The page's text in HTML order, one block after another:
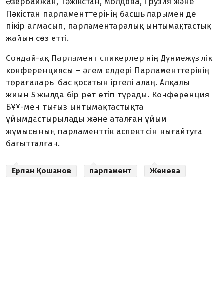
Пәкістан парламенттерінің басшыларымен де
пікір алмасып, парламентаралық ынтымақтастық
жайын сөз етті.
Сондай-ақ Парламент спикерлерінің Дүниежүзілік
конференциясы – әлем елдері Парламенттерінің
төрағалары бас қосатын іргелі алаң. Алқалы
жиын 5 жылда бір рет өтіп тұрады. Конференция
БҰҰ-мен тығыз ынтымақтастықта
ұйымдастырылады және аталған ұйым
жұмысының парламенттік аспектісін нығайтуға
бағытталған.
Ерлан Қошанов парламент Женева